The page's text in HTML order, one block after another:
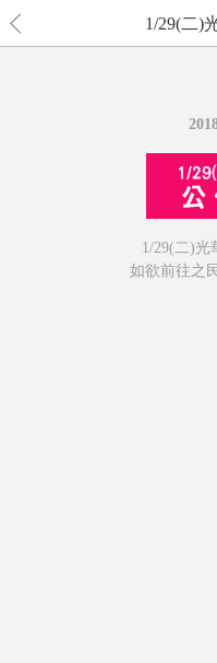
1/29(二)
1/29(二)光
如欲前往之